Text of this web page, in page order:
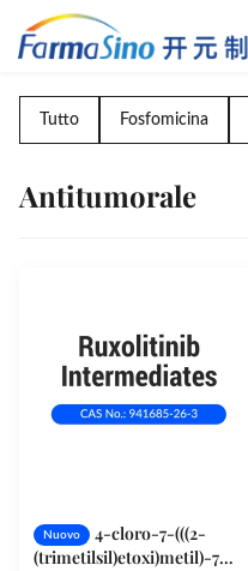
Tutto Fosfomicina
Antitumorale
Nuovo
4-cloro-7-(((2-
(trimetilsil)etoxi)metil)-7H-